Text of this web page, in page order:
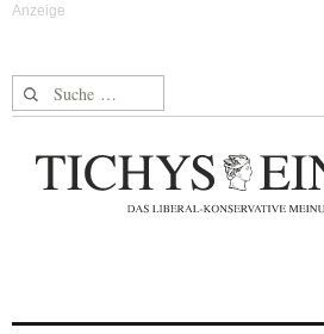
Suche nach: